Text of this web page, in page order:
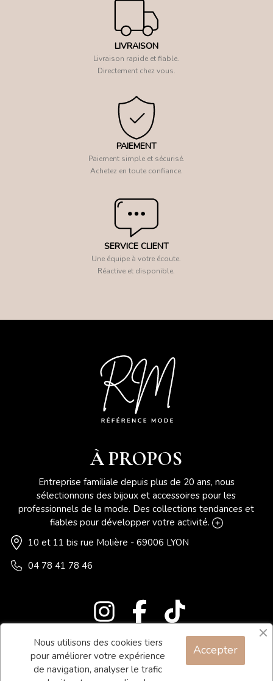
LIVRAISON
Livraison rapide et fiable.
Directement chez vous.
PAIEMENT
Paiement simple et sécurisé.
Achetez en toute confiance.
SERVICE CLIENT
Une équipe à votre écoute.
Réactive et disponible.
À PROPOS
Entreprise familiale depuis plus de 20 ans, nous
sélectionnons des bijoux et accessoires pour les
professionnels de la mode. Des collections tendances et
fiables pour développer votre activité.
10 et 11 bis rue Molière - 69006 LYON
04 78 41 78 46
Blog
Contact
Nous utilisons des cookies tiers
pour améliorer votre expérience
de navigation, analyser le trafic
Accepter